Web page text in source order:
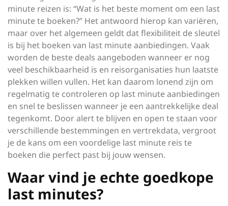
minute reizen is: “Wat is het beste moment om een last
minute te boeken?” Het antwoord hierop kan variëren,
maar over het algemeen geldt dat flexibiliteit de sleutel
is bij het boeken van last minute aanbiedingen. Vaak
worden de beste deals aangeboden wanneer er nog
veel beschikbaarheid is en reisorganisaties hun laatste
plekken willen vullen. Het kan daarom lonend zijn om
regelmatig te controleren op last minute aanbiedingen
en snel te beslissen wanneer je een aantrekkelijke deal
tegenkomt. Door alert te blijven en open te staan voor
verschillende bestemmingen en vertrekdata, vergroot
je de kans om een voordelige last minute reis te
boeken die perfect past bij jouw wensen.
Waar vind je echte goedkope
last minutes?